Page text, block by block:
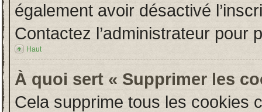
également avoir désactivé
Contactez l’administrateur pour
Haut
À quoi sert « Supprimer les
Cela supprime tous les cookies